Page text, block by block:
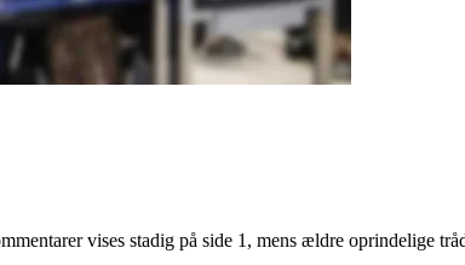
vises stadig på side 1, mens ældre oprindelige